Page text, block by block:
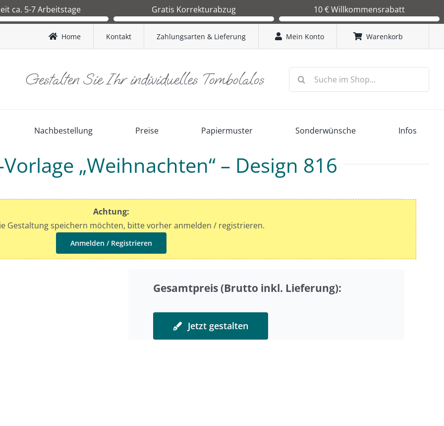
ca. 5-7 Arbeitstage
Druckfreigabe ca.1-2 Arbeitstage.
BRD ca. 3-4 Werktage.
AT ca. 4-5 Werktage.
Gratis Korrekturabzug
Sie erhalten nach Bestelleingang in Kürze einen
Korrekturabzug zur Kontrolle. Erst wenn dieser von
Ihnen freigegeben wird, starten wir mit der
10 € Willkommensrabatt
Sie erhalten bei Ihrer Erstbestellung einen 10 €
Gutschein. Code: TombolaLos2026
Home Kontakt Zahlungsarten & Lieferung Mein Konto Warenkorb
Gestalten Sie Ihr individuelles Tombolalos
Suche
nach:
Nachbestellung Preise Papiermuster Sonderwünsche Infos
„Weihnachten“ – Design 816
Achtung:
Gestaltung speichern möchten, bitte vorher anmelden / registrieren.
Anmelden / Registrieren
Gesamtpreis (Brutto inkl. Lieferung):
Jetzt gestalten